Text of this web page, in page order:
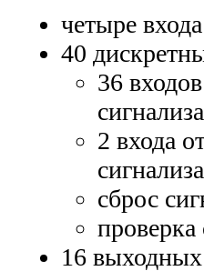
четыре
40
36
2 входа
сброс
16